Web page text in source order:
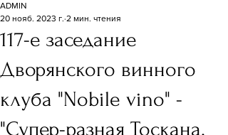
117-е заседание
Дворянского винного
клуба "Nobile vino" -
"Супер-разная Тоскана.
ADMIN
20 нояб. 2023 г. 2 мин. чтения